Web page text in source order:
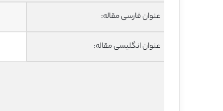
عنوان فارسی مقاله:
عنوان انگلیسی مقاله: